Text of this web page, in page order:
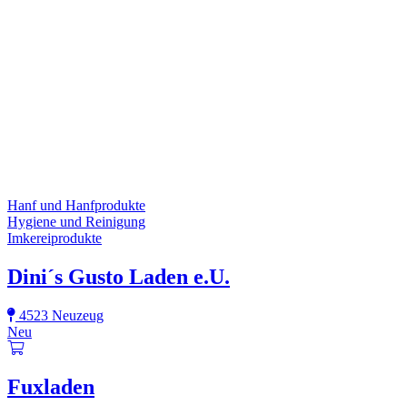
Hanf und Hanfprodukte
Hygiene und Reinigung
Imkereiprodukte
Dini´s Gusto Laden e.U.
4523 Neuzeug
Neu
Fuxladen